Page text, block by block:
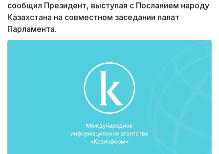
сообщил Президент, выступая с Посланием народу
Казахстана на совместном заседании палат
Парламента.